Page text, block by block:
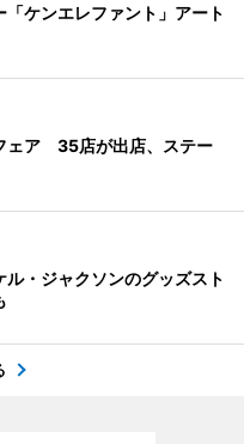
ケンエレファント」アート
ェア 35店が出店、ステー
・ジャクソンのグッズスト